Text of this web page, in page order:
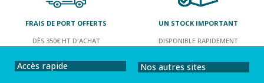
FRAIS DE PORT OFFERTS
DÈS 350€ HT D'ACHAT
UN STOCK IMPORTANT
DISPONIBLE RAPIDEMENT
Accès rapide Nos autres sites